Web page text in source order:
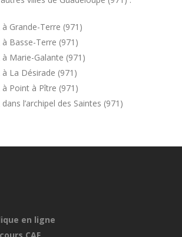
Grande-Terre (971)
Basse-Terre (971)
Marie-Galante (971)
La Désirade (971)
Point à Pître (971)
l’archipel des Saintes (971)
en ligne